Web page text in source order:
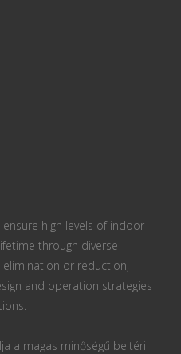
high levels of indoor
through diverse
or reduction,
and operation strategies
a magas minőségű beltéri